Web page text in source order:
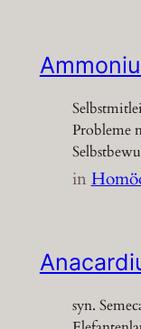
Probleme
in
syn.